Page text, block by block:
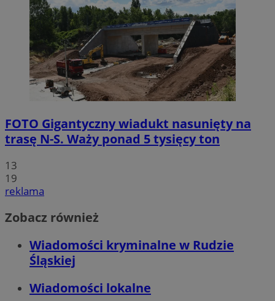
FOTO Gigantyczny wiadukt nasunięty na
trasę N-S. Waży ponad 5 tysięcy ton
13
19
reklama
Zobacz również
Wiadomości kryminalne w Rudzie
Śląskiej
Wiadomości lokalne